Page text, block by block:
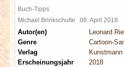
Buch-Tipps
Michael Brinkschulte 08. April 2018
Autor(en)
Leonard
Genre
Cartoon-
Verlag
Kunstmann
Erscheinungsjahr
2018